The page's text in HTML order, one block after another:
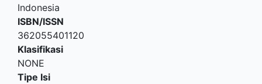
Indonesia
ISBN/ISSN
362055401120
Klasifikasi
NONE
Tipe Isi